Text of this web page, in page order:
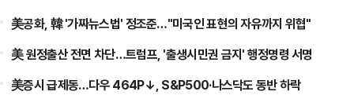
美공화, 韓 '가짜뉴스법' 정조준…"미국인 표현의 자유까지 위협"
美 원정출산 전면 차단…트럼프, '출생시민권 금지' 행정명령 서명
美증시 급제동…다우 464P↓, S&P500·나스닥도 동반 하락